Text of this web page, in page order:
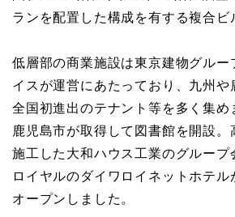
ランを配置した構成を有する複合ビ
低層部の商業施設は東京建物グルー
イスが運営にあたっており、九州や
全国初進出のテナント等を多く集め
鹿児島市が取得して図書館を開設。
施工した大和ハウス工業のグループ
ロイヤルのダイワロイネットホテル
オープンしました。